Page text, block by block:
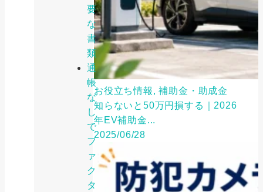
要
な
書
類
通
帳
な
し
で
フ
ァ
ク
タ
お役立ち情報, 補助金・助成金
知らないと50万円損する｜2026
年EV補助金...
2025/06/28